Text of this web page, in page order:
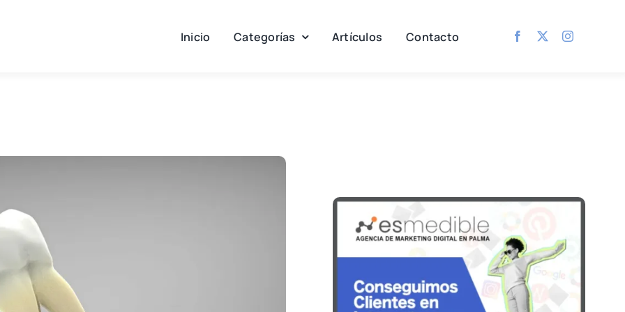
Inicio Categorías Artículos Contacto